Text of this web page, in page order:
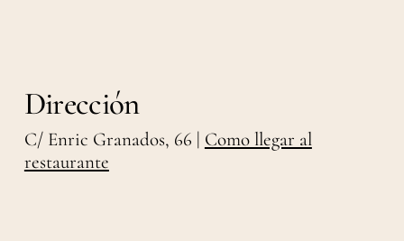
Dirección
C/ Enric Granados, 66 | Como llegar al
restaurante